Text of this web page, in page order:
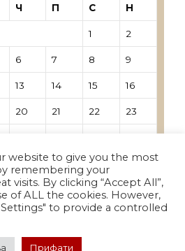
Ч П С Н
1 2
6 7 8 9
13 14 15 16
20 21 22 23
website to give you the most
remembering your
visits. By clicking “Accept All”,
of ALL the cookies. However,
to provide a controlled
Прифати